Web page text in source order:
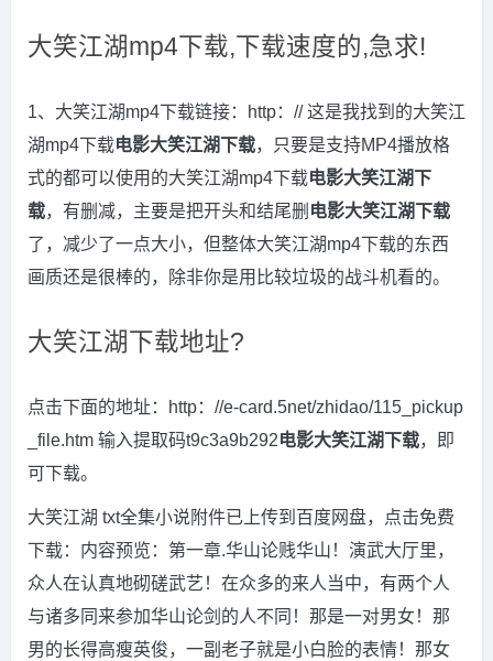
大笑江湖mp4下载,下载速度的,急求!
1、大笑江湖mp4下载链接：http：// 这是我找到的大笑江
湖mp4下载电影大笑江湖下载，只要是支持MP4播放格
式的都可以使用的大笑江湖mp4下载电影大笑江湖下
载，有删减，主要是把开头和结尾删 电影大笑江湖下载
了，减少了一点大小，但整体大笑江湖mp4下载的东西
画质还是很棒的，除非你是用比较垃圾的战斗机看的。
大笑江湖下载地址?
点击下面的地址：http：//e-card.5net/zhidao/115_pickup
_file.htm 输入提取码t9c3a9b292电影大笑江湖下载，即
可下载。
大笑江湖 txt全集小说附件已上传到百度网盘，点击免费
下载：内容预览：第一章.华山论贱华山！演武大厅里，
众人在认真地砌磋武艺！在众多的来人当中，有两个人
与诸多同来参加华山论剑的人不同！那是一对男女！那
男的长得高瘦英俊，一副老子就是小白脸的表情！那女